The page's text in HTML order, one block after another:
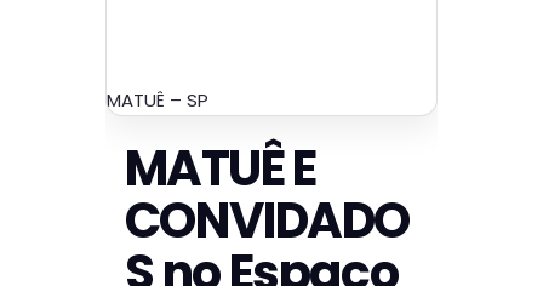
MATUÊ – SP
MATUÊ E
CONVIDADO
S no Espaço